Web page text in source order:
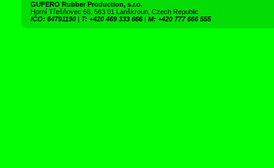
GUFERO Rubber Production, s.r.o.
Horní Třešňovec 68, 563 01 Lanškroun, Czech Republic
IČO: 64791190 | T: +420 469 333 666 | M: +420 777 666 555